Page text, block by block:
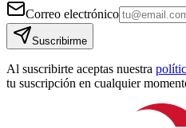
Correo electrónico
Suscribirme
Al suscribirte aceptas nuestra
tu suscripción en cualquier